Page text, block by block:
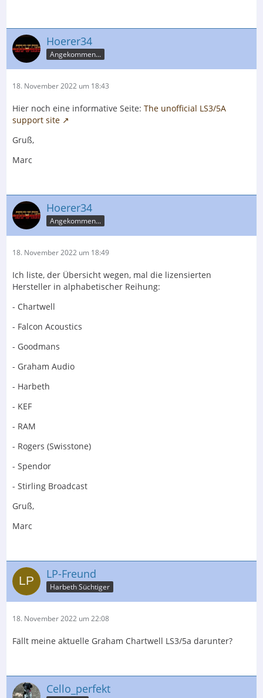
Hoerer34
Angekommen...
18. November 2022 um 18:43
Hier noch eine informative Seite: The unofficial LS3/5A
support site
Gruß,
Marc
Hoerer34
Angekommen...
18. November 2022 um 18:49
Ich liste, der Übersicht wegen, mal die lizensierten
Hersteller in alphabetischer Reihung:
- Chartwell
- Falcon Acoustics
- Goodmans
- Graham Audio
- Harbeth
- KEF
- RAM
- Rogers (Swisstone)
- Spendor
- Stirling Broadcast
Gruß,
Marc
LP-Freund
Harbeth Süchtiger
18. November 2022 um 22:08
Fällt meine aktuelle Graham Chartwell LS3/5a darunter?
Cello_perfekt